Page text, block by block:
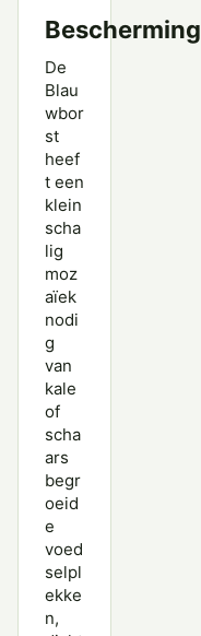
Bescherming
De
Blau
wbor
st
heef
t een
klein
scha
lig
moz
aïek
nodi
g
van
kale
of
scha
ars
begr
oeid
e
voed
selpl
ekke
n,